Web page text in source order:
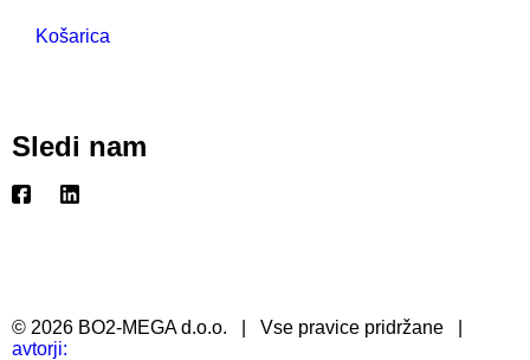
Košarica
Sledi nam
© 2026 BO2-MEGA d.o.o. Vse pravice pridržane
avtorji: